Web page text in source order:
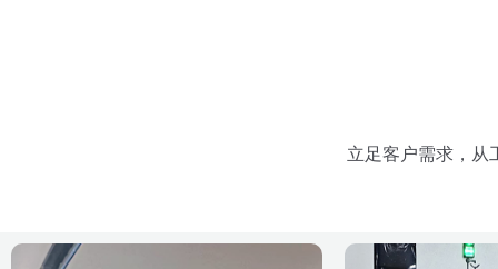
立足客户需求，从